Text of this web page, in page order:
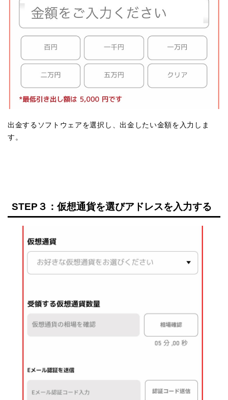
出金するソフトウェアを選択し、出金したい金額を入力しま
す。
STEP３：仮想通貨を選びアドレスを入力する